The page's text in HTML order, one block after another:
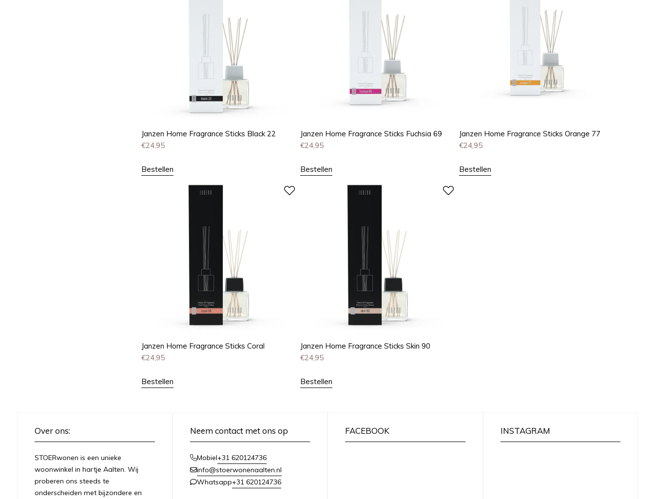
Janzen Home Fragrance Sticks Black 22
€24,95
Bestellen
Janzen Home Fragrance Sticks Fuchsia 69
€24,95
Bestellen
Janzen Home Fragrance Sticks Orange 77
€24,95
Bestellen
Janzen Home Fragrance Sticks Coral
€24,95
Bestellen
Janzen Home Fragrance Sticks Skin 90
€24,95
Bestellen
Over ons:
STOERwonen is een unieke
woonwinkel in hartje Aalten. Wij
proberen ons steeds te
onderscheiden met bijzondere en
Neem contact met ons op
Mobiel+31 620124736
info@stoerwonenaalten.nl
Whatsapp+31 620124736
FACEBOOK INSTAGRAM